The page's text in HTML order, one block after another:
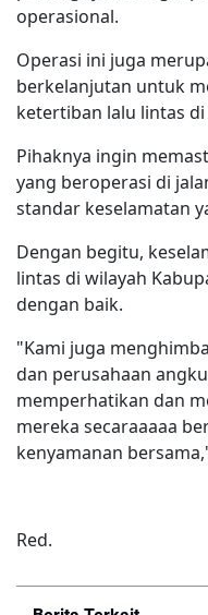
operasional.
Operasi ini juga
berkelanjutan untuk
ketertiban lalu lintas
Pihaknya ingin
yang beroperasi di
standar keselamatan
Dengan begitu,
lintas di wilayah
dengan baik.
"Kami juga
dan perusahaan
memperhatikan dan
mereka secaraaaaa
kenyamanan
Red.